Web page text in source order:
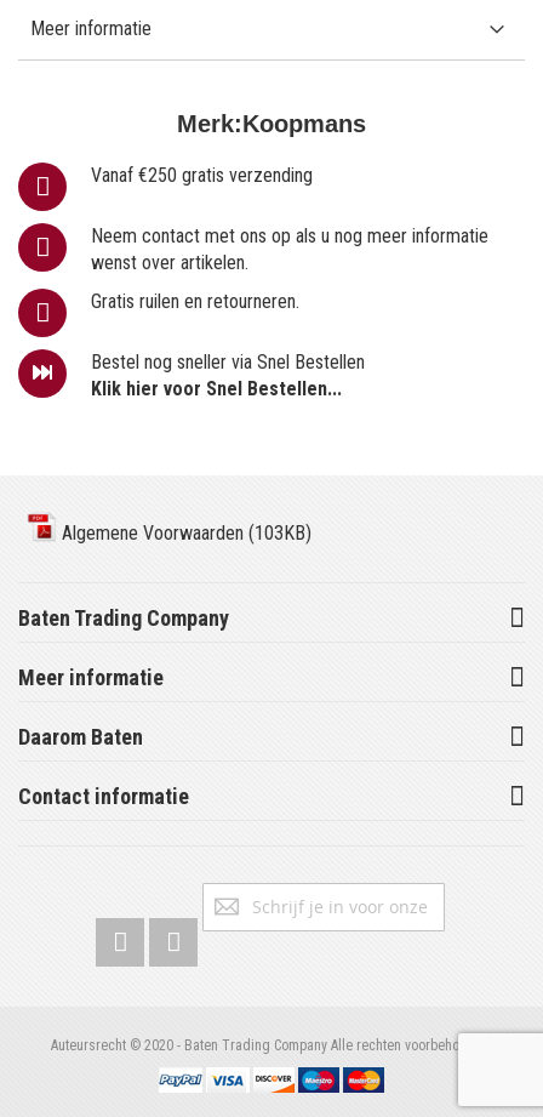
Merk:Koopmans
Vanaf €250 gratis verzending
Neem contact met ons op als u nog meer informatie
wenst over artikelen.
Gratis ruilen en retourneren.
Bestel nog sneller via Snel Bestellen
Klik hier voor Snel Bestellen...
Meer informatie
Algemene Voorwaarden (103KB)
Baten Trading Company
Meer informatie
Daarom Baten
Contact informatie
Abonneer
Auteursrecht © 2020 - Baten Trading Company Alle rechten voorbehouden.